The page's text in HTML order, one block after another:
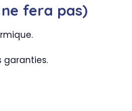
fera pas)
garanties.